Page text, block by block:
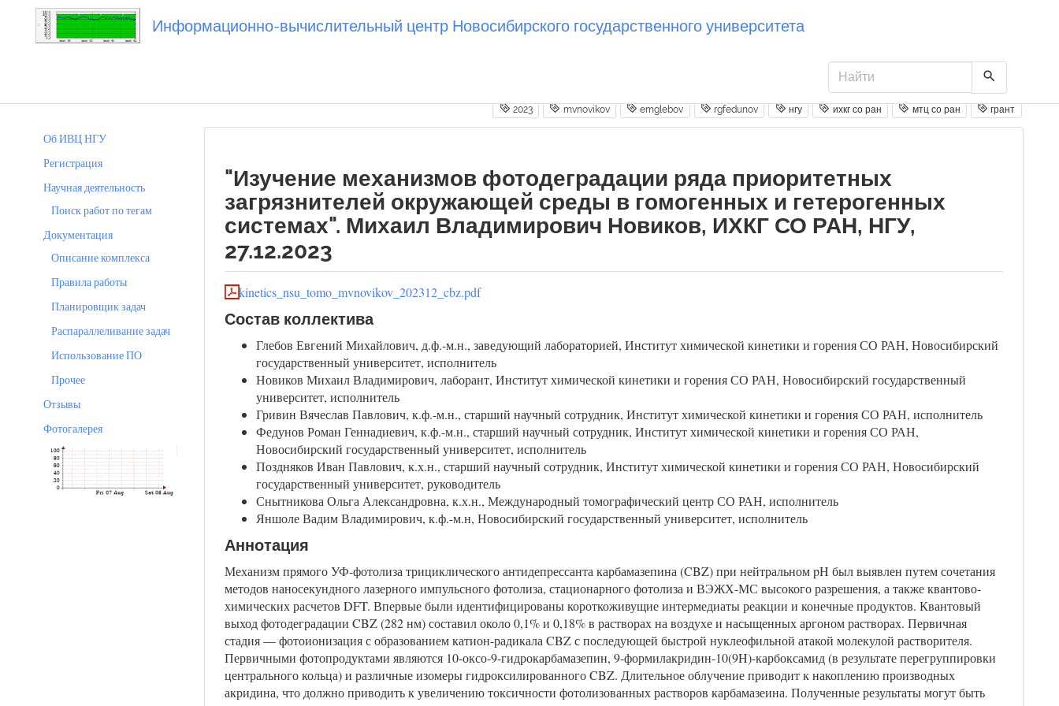
Информационно-вычислительный центр Новосибирского государственного университета
2023 mvnovikov emglebov rgfedunov нгу ихкг со ран мтц со ран грант
Об ИВЦ НГУ
Регистрация
Научная деятельность
Поиск работ по тегам
Документация
Описание комплекса
Правила работы
Планировщик задач
Распараллеливание задач
Использование ПО
Прочее
Отзывы
Фотогалерея
"Изучение механизмов фотодеградации ряда приоритетных
загрязнителей окружающей среды в гомогенных и гетерогенных
системах". Михаил Владимирович Новиков, ИХКГ СО РАН, НГУ,
27.12.2023
kinetics_nsu_tomo_mvnovikov_202312_cbz.pdf
Состав коллектива
Глебов Евгений Михайлович, д.ф.-м.н., заведующий лабораторией, Институт химической кинетики и горения СО РАН, Новосибирский
государственный университет, исполнитель
Новиков Михаил Владимирович, лаборант, Институт химической кинетики и горения СО РАН, Новосибирский государственный
университет, исполнитель
Гривин Вячеслав Павлович, к.ф.-м.н., старший научный сотрудник, Институт химической кинетики и горения СО РАН, исполнитель
Федунов Роман Геннадиевич, к.ф.-м.н., старший научный сотрудник, Институт химической кинетики и горения СО РАН,
Новосибирский государственный университет, исполнитель
Поздняков Иван Павлович, к.х.н., старший научный сотрудник, Институт химической кинетики и горения СО РАН, Новосибирский
государственный университет, руководитель
Снытникова Ольга Александровна, к.х.н., Международный томографический центр СО РАН, исполнитель
Яншоле Вадим Владимирович, к.ф.-м.н, Новосибирский государственный университет, исполнитель
Аннотация
Механизм прямого УФ-фотолиза трициклического антидепрессанта карбамазепина (CBZ) при нейтральном pH был выявлен путем сочетания
методов наносекундного лазерного импульсного фотолиза, стационарного фотолиза и ВЭЖХ-МС высокого разрешения, а также квантово-
химических расчетов DFT. Впервые были идентифицированы короткоживущие интермедиаты реакции и конечные продуктов. Квантовый
выход фотодеградации CBZ (282 нм) составил около 0,1% и 0,18% в растворах на воздухе и насыщенных аргоном растворах. Первичная
стадия — фотоионизация с образованием катион-радикала CBZ с последующей быстрой нуклеофильной атакой молекулой растворителя.
Первичными фотопродуктами являются 10-оксо-9-гидрокарбамазепин, 9-формилакридин-10(9H)-карбоксамид (в результате перегруппировки
центрального кольца) и различные изомеры гидроксилированного CBZ. Длительное облучение приводит к накоплению производных
акридина, что должно приводить к увеличению токсичности фотолизованных растворов карбамазеина. Полученные результаты могут быть